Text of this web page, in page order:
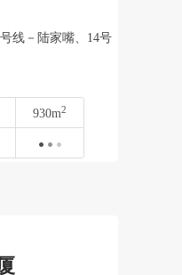
线－陆家嘴、14号
930m2